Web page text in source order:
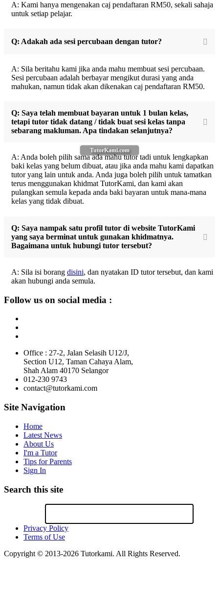
TutorKami.com
A: Kami hanya mengenakan caj pendaftaran RM50, sekali sahaja
untuk setiap pelajar.
Q: Adakah ada sesi percubaan dengan tutor?
A: Sila beritahu kami jika anda mahu membuat sesi percubaan.
Sesi percubaan adalah berbayar mengikut durasi yang anda
mahukan, namun tidak akan dikenakan caj pendaftaran RM50.
Q: Saya telah membuat bayaran untuk 1 bulan kelas,
tetapi tutor tidak datang / tidak buat sesi kelas tanpa
sebarang makluman. Apa tindakan selanjutnya?
A: Anda boleh pilih sama ada mahu tutor tadi untuk lengkapkan
baki kelas yang belum dibuat, atau jika anda mahu kami dapatkan
tutor yang lain untuk anda. Anda juga boleh pilih untuk tamatkan
terus menggunakan khidmat TutorKami, dan kami akan
pulangkan semula kepada anda baki bayaran untuk mana-mana
kelas yang tidak dibuat.
Q: Saya nampak satu profil tutor di website TutorKami
yang saya berminat untuk gunakan khidmatnya.
Bagaimana untuk hubungi tutor tersebut?
A: Sila isi borang disini, dan nyatakan ID tutor tersebut, dan kami
akan hubungi anda semula.
Follow us on social media :
Office : 27-2, Jalan Selasih U12/J,
Section U12, Taman Cahaya Alam,
Shah Alam 40170 Selangor
012-230 9743
contact@tutorkami.com
Site Navigation
Home
Latest News
About Us
I'm a Tutor
Tips for Parents
Sign In
Search this site
Privacy Policy
Terms of Use
Copyright © 2013-2026 Tutorkami. All Rights Reserved.